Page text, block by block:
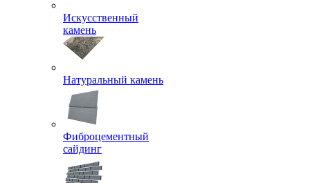
Искусственный
камень
Натуральный камень
Фиброцементный
сайдинг